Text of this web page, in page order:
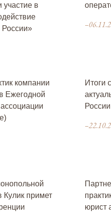
в
компании
Ежегодной
Итоги
России
Кулик примет
юрист